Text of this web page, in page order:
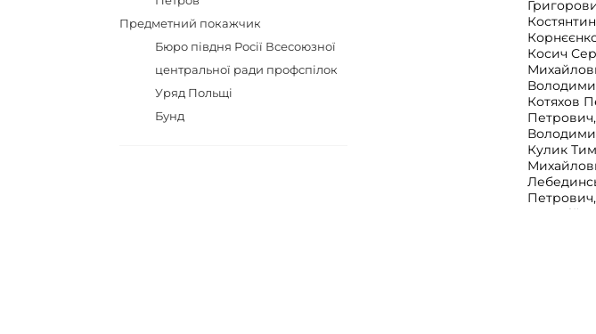
Предметний покажчик
Бюро півдня Росії Всесоюзної
центральної ради профспілок
Уряд Польщі
Бунд
Косич
Котяхов
Кулик
Олексій